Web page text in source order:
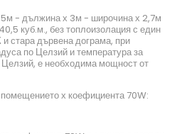
5м - дължина х 3м - широчина х 2,7м
куб.м., без топлоизолация с един
стара дървена дограма, при
по Целзий и температура за
е необходима мощност от
х коефициента 70W: